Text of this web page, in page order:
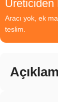
Üreticiden
Aracı yok, ek
teslim.